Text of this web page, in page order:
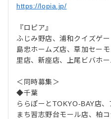
https://lopia.jp/
『ロピア』
ふじみ野店、浦和クイズゲ
島忠ホームズ店、草加セー
里店、新座店、上尾ビバホ
＜同時募集＞
◆千葉
ららぽーとTOKYO-BAY店
まち習志野台モール店、柏